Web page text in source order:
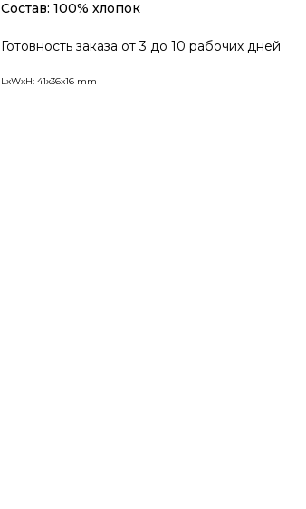
Состав: 100% хлопок
Готовность заказа от 3 до 10 рабочих дней
LxWxH: 41x36x16 mm